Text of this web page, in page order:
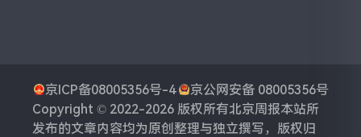
京ICP备08005356号-4
京公网安备 08005356号
Copyright © 2022-2026 版权所有北京周报本站所
发布的文章内容均为原创整理与独立撰写，版权归